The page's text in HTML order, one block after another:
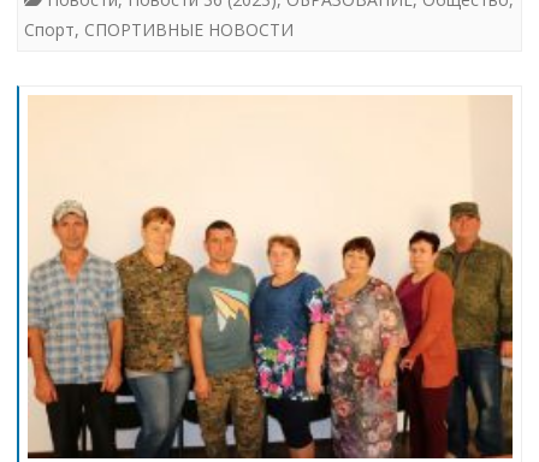
Спорт, СПОРТИВНЫЕ НОВОСТИ